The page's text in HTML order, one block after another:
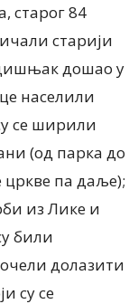
старог 84
старији
дошао у
населили
се ширили
(од парка до
па даље);
из Лике и
били
долазити
су се